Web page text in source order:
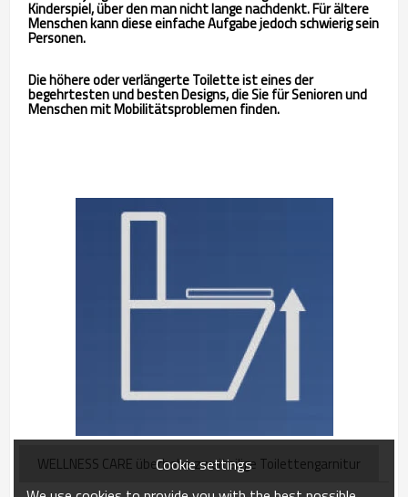
Kinderspiel, über den man nicht lange nachdenkt. Für ältere
Menschen kann diese einfache Aufgabe jedoch schwierig sein
Personen.
Die höhere oder verlängerte Toilette ist eines der
begehrtesten und besten Designs, die Sie für Senioren und
Menschen mit Mobilitätsproblemen finden.
WELLNESS CARE überhohe zweiteilige Toilettengarnitur
Cookie settings